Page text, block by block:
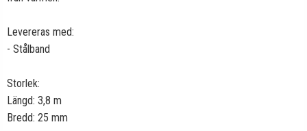
Levereras med:
- Stålband
Storlek:
Längd: 3,8 m
Bredd: 25 mm